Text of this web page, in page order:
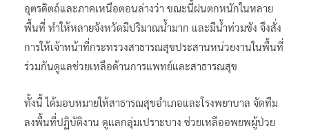
อุตรดิตถ์และภาคเหนือตอนล่างว่า ขณะนี้ฝนตกหนักในหลาย
พื้นที่ ทำให้หลายจังหวัดมีปริมาณน้ำมาก และมีน้ำท่วมขัง จึงสั่ง
การให้เจ้าหน้าที่กระทรวงสาธารณสุขประสานหน่วยงานในพื้นที่
ร่วมกันดูแลช่วยเหลือด้านการแพทย์และสาธารณสุข
ทั้งนี้​ ได้มอบหมายให้สาธารณสุขอำเภอและโรงพยาบาล​ จัดทีม
ลงพื้นที่ปฏิบัติงาน ดูแลกลุ่มเปราะบาง ช่วยเหลืออพยพผู้ป่วย